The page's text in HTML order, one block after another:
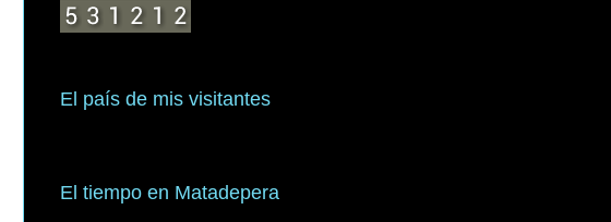
El país de mis visitantes
El tiempo en Matadepera